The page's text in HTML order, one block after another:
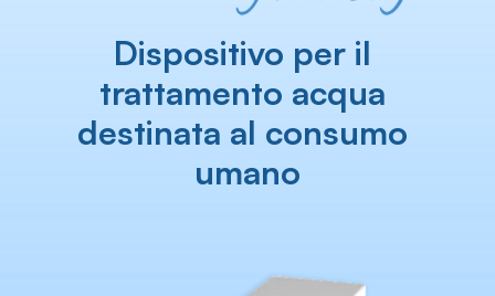
Dispositivo per il
trattamento acqua
destinata al consumo
umano